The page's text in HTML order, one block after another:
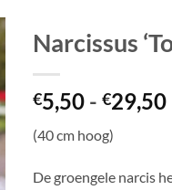
Narcissus
€5,50 - €29,50
(40 cm hoog)
De groengele narcis